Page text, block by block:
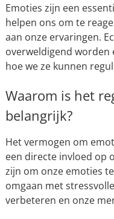
Emoties zijn een
helpen ons om te
aan onze ervaringen.
overweldigend worden
hoe we ze kunnen
Waarom is het
belangrijk?
Het vermogen om
een directe invloed op
zijn om onze emoties
omgaan met
verbeteren en onze